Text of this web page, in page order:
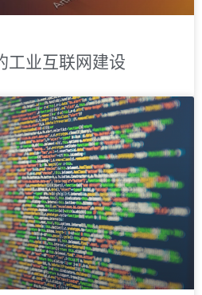
工业互联网建设